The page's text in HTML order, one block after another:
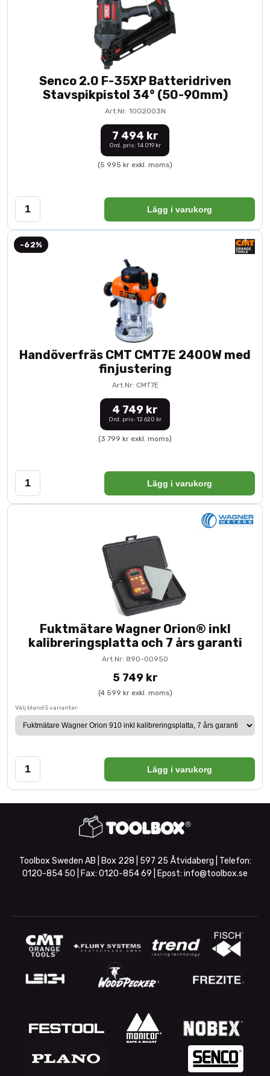
Senco 2.0 F-35XP Batteridriven
Stavspikpistol 34° (50-90mm)
Art.Nr: 10G2003N
7 494 kr
Ord. pris: 14 019 kr
(5 995 kr exkl. moms)
Lägg i varukorg
-62%
Handöverfräs CMT CMT7E 2400W med
finjustering
Art.Nr: CMT7E
4 749 kr
Ord. pris: 12 620 kr
(3 799 kr exkl. moms)
Lägg i varukorg
Fuktmätare Wagner Orion® inkl
kalibreringsplatta och 7 års garanti
Art.Nr: 890-00950
5 749 kr
(4 599 kr exkl. moms)
Välj bland 5 varianter:
Lägg i varukorg
Toolbox Sweden AB | Box 228 | 597 25 Åtvidaberg | Telefon:
0120-854 50 | Fax: 0120-854 69 | Epost: info@toolbox.se